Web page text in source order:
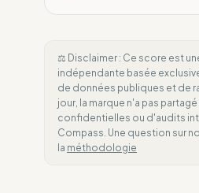
⚖️ Disclaimer : Ce score est
indépendante basée
de données publiques et de
jour, la marque n'a pas
confidentielles ou d'audits
Compass. Une question sur
la méthodologie